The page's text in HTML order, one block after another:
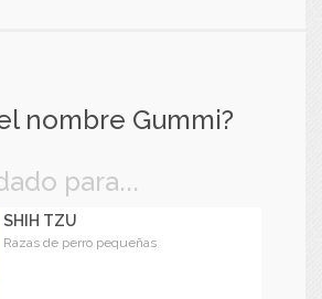
nombre Gummi?
para...
SHIH TZU
Razas de perro pequeñas